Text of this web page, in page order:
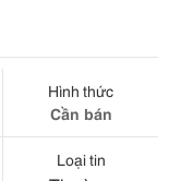
Hình thức
Cần bán
Loại tin